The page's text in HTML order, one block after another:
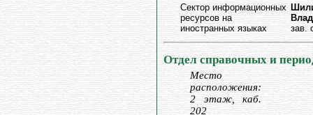
Сектор информационных
ресурсов на
иностранных языках
зав.
Отдел справочных и
Место
расположения:
2 этаж, каб.
202